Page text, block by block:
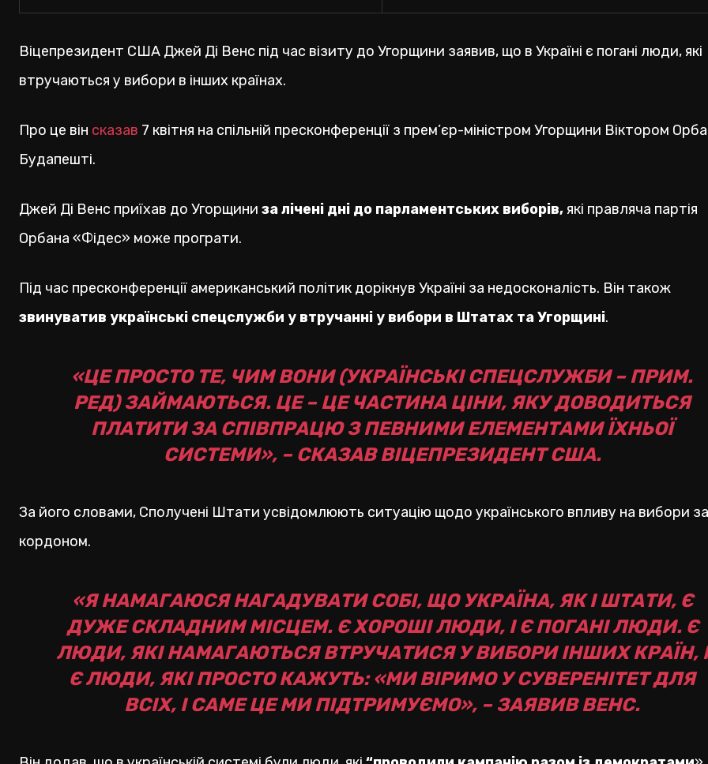
Віцепрезидент США Джей Ді Венс під час візиту до Угорщини заявив, що в Україні є погані люди, які
втручаються у вибори в інших країнах.
Про це він сказав 7 квітня на спільній пресконференції з прем’єр-міністром Угорщини Віктором
Будапешті.
Джей Ді Венс приїхав до Угорщини за лічені дні до парламентських виборів, які правляча партія
Орбана «Фідес» може програти.
Під час пресконференції американський політик дорікнув Україні за недосконалість. Він також
звинуватив українські спецслужби у втручанні у вибори в Штатах та Угорщині.
«ЦЕ ПРОСТО ТЕ, ЧИМ ВОНИ (УКРАЇНСЬКІ СПЕЦСЛУЖБИ – ПРИМ.
РЕД) ЗАЙМАЮТЬСЯ. ЦЕ – ЦЕ ЧАСТИНА ЦІНИ, ЯКУ ДОВОДИТЬСЯ
ПЛАТИТИ ЗА СПІВПРАЦЮ З ПЕВНИМИ ЕЛЕМЕНТАМИ ЇХНЬОЇ
СИСТЕМИ», – СКАЗАВ ВІЦЕПРЕЗИДЕНТ США.
За його словами, Сполучені Штати усвідомлюють ситуацію щодо українського впливу на вибори за
кордоном.
«Я НАМАГАЮСЯ НАГАДУВАТИ СОБІ, ЩО УКРАЇНА, ЯК І ШТАТИ, Є
ДУЖЕ СКЛАДНИМ МІСЦЕМ. Є ХОРОШІ ЛЮДИ, І Є ПОГАНІ ЛЮДИ. Є
ЛЮДИ, ЯКІ НАМАГАЮТЬСЯ ВТРУЧАТИСЯ У ВИБОРИ ІНШИХ КРАЇН, І
Є ЛЮДИ, ЯКІ ПРОСТО КАЖУТЬ: «МИ ВІРИМО У СУВЕРЕНІТЕТ ДЛЯ
ВСІХ, І САМЕ ЦЕ МИ ПІДТРИМУЄМО», – ЗАЯВИВ ВЕНС.